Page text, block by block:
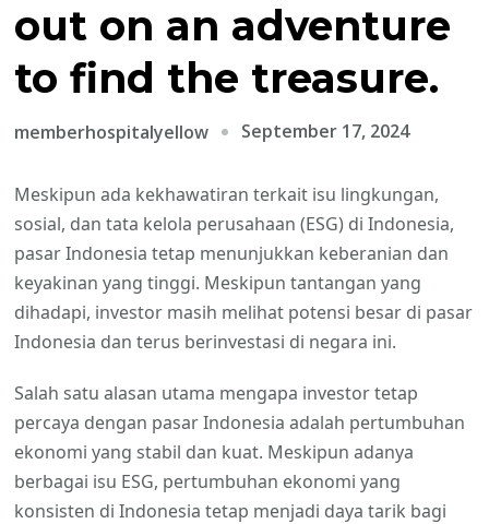
out on an adventure
to find the treasure.
memberhospitalyellow September 17, 2024
Meskipun ada kekhawatiran terkait isu lingkungan,
sosial, dan tata kelola perusahaan (ESG) di Indonesia,
pasar Indonesia tetap menunjukkan keberanian dan
keyakinan yang tinggi. Meskipun tantangan yang
dihadapi, investor masih melihat potensi besar di pasar
Indonesia dan terus berinvestasi di negara ini.
Salah satu alasan utama mengapa investor tetap
percaya dengan pasar Indonesia adalah pertumbuhan
ekonomi yang stabil dan kuat. Meskipun adanya
berbagai isu ESG, pertumbuhan ekonomi yang
konsisten di Indonesia tetap menjadi daya tarik bagi